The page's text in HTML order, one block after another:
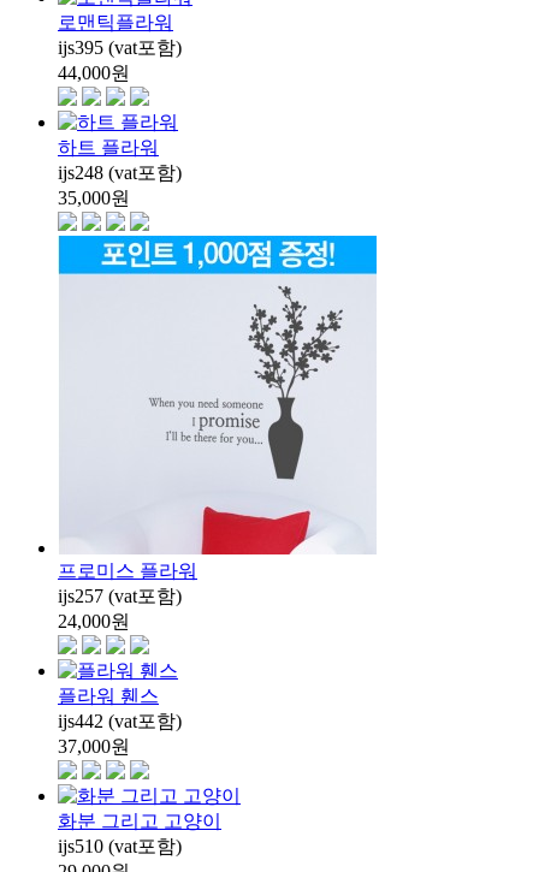
로맨틱플라워
ijs395 (vat포함)
44,000원
하트 플라워
ijs248 (vat포함)
35,000원
프로미스 플라워
ijs257 (vat포함)
24,000원
플라워 휀스
ijs442 (vat포함)
37,000원
화분 그리고 고양이
ijs510 (vat포함)